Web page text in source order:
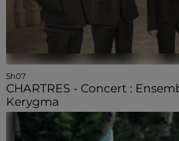
5h07
CHARTRES - Concert :
Kerygma